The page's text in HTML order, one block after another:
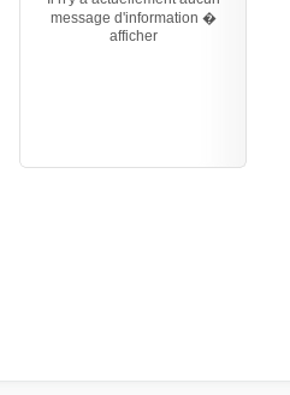
message d'information �
afficher